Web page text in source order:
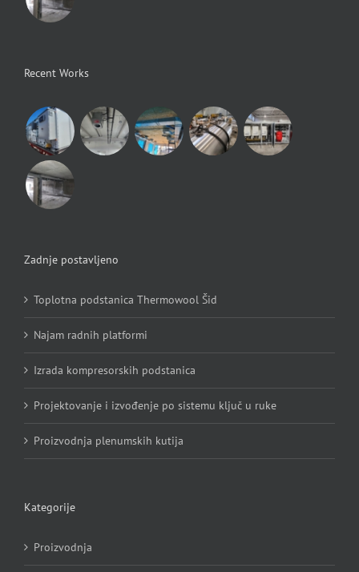
Recent Works
Zadnje postavljeno
Toplotna podstanica Thermowool Šid
Najam radnih platformi
Izrada kompresorskih podstanica
Projektovanje i izvođenje po sistemu ključ u ruke
Proizvodnja plenumskih kutija
Kategorije
Proizvodnja